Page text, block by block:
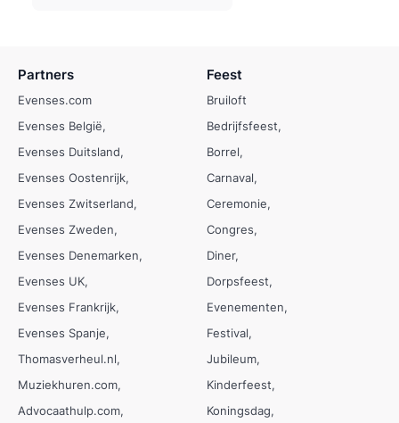
Partners
Evenses.com
Evenses België
Evenses Duitsland
Evenses Oostenrijk
Evenses Zwitserland
Evenses Zweden
Evenses Denemarken
Evenses UK
Evenses Frankrijk
Evenses Spanje
Thomasverheul.nl
Muziekhuren.com
Advocaathulp.com
Feest
Bruiloft
Bedrijfsfeest
Borrel
Carnaval
Ceremonie
Congres
Diner
Dorpsfeest
Evenementen
Festival
Jubileum
Kinderfeest
Koningsdag